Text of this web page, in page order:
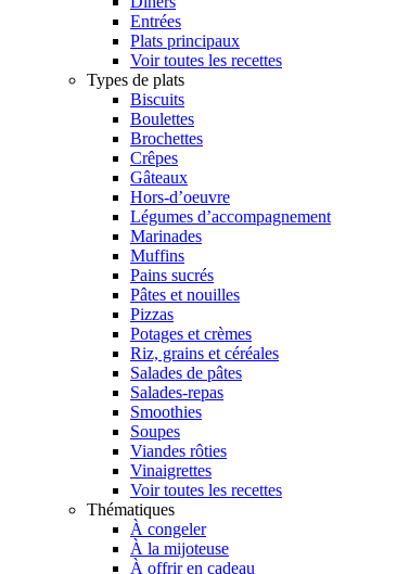
Entrées
Plats principaux
Voir toutes les recettes
Types de plats
Biscuits
Boulettes
Brochettes
Crêpes
Gâteaux
Hors-d’oeuvre
Légumes d’accompagnement
Marinades
Muffins
Pains sucrés
Pâtes et nouilles
Pizzas
Potages et crèmes
Riz, grains et céréales
Salades de pâtes
Salades-repas
Smoothies
Soupes
Viandes rôties
Vinaigrettes
Voir toutes les recettes
Thématiques
À congeler
À la mijoteuse
À offrir en cadeau